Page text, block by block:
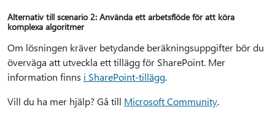
Alternativ till scenario 2: Använda ett arbetsflöde för att köra
komplexa algoritmer
Om lösningen kräver betydande beräkningsuppgifter bör du
överväga att utveckla ett tillägg för SharePoint. Mer
information finns i SharePoint-tillägg.
Vill du ha mer hjälp? Gå till Microsoft Community.